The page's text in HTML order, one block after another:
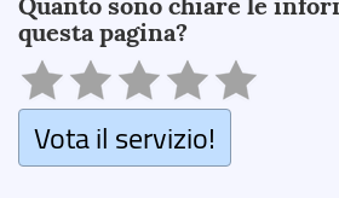
questa pagina?
Vota il servizio!